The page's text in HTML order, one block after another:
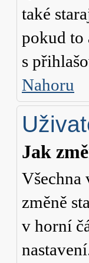
také
pokud to
s
Nahoru
Jak
Všechna
změně
v horní